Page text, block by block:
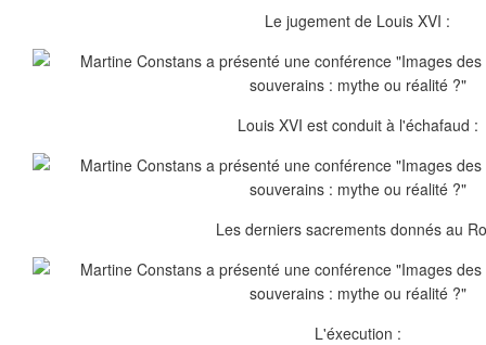
Le jugement de Louis XVI :
Louis XVI est conduit à l'échafaud :
Les derniers sacrements donnés au
L'éxecution :